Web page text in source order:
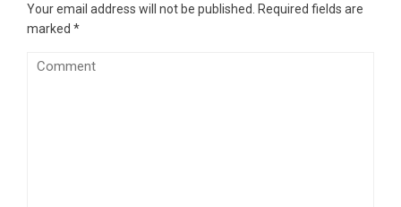
Your email address will not be published. Required fields are
marked *